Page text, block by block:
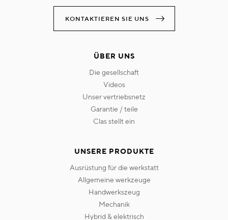
KONTAKTIEREN SIE UNS
ÜBER UNS
die gesellschaft
videos
unser vertriebsnetz
garantie / teile
clas stellt ein
UNSERE PRODUKTE
ausrüstung für die werkstatt
allgemeine werkzeuge
handwerkszeug
mechanik
hybrid & elektrisch